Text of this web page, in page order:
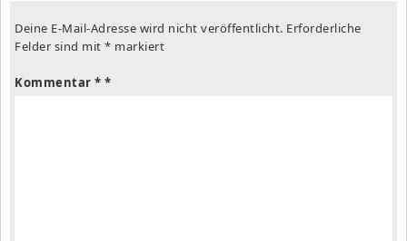
Deine E-Mail-Adresse wird nicht veröffentlicht. Erforderliche
Felder sind mit * markiert
Kommentar *